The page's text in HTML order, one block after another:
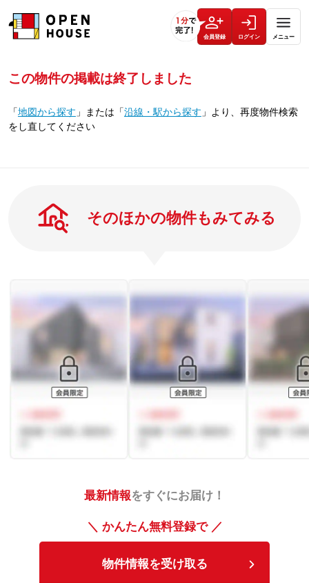
会員登録 ログイン メニュー
この物件の掲載は終了しました
「地図から探す 」 または 「沿線・駅から探す 」 より、再度物件検索
をし直してください
そのほかの物件もみてみる
最新情報をすぐにお届け！
＼ かんたん無料登録で ／
物件情報を受け取る